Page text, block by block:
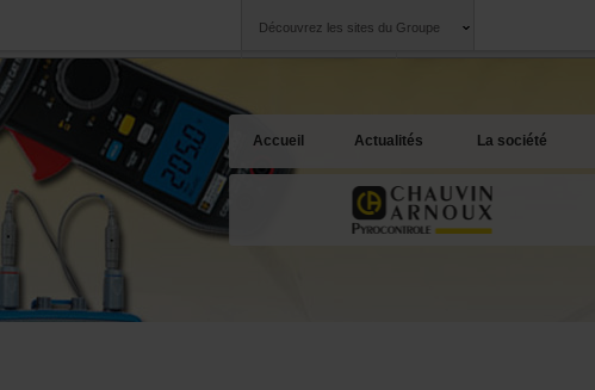
Découvrez les sites du Groupe
Accueil Actualités La société